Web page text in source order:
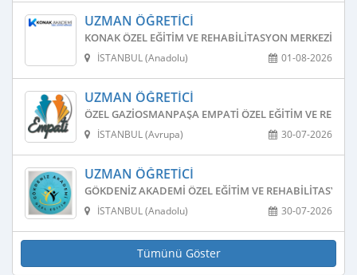
UZMAN ÖĞRETICI
KONAK ÖZEL EĞITIM VE REHABILITASYON MERKEZI
01-08-2026
İSTANBUL (Anadolu)
UZMAN ÖĞRETICI
ÖZEL GAZIOSMANPAŞA EMPATI ÖZEL EĞITIM VE
30-07-2026
İSTANBUL (Avrupa)
UZMAN ÖĞRETICI
GÖKDENIZ AKADEMI ÖZEL EĞITIM VE REHABILITASYON
30-07-2026
İSTANBUL (Anadolu)
Tümünü Göster